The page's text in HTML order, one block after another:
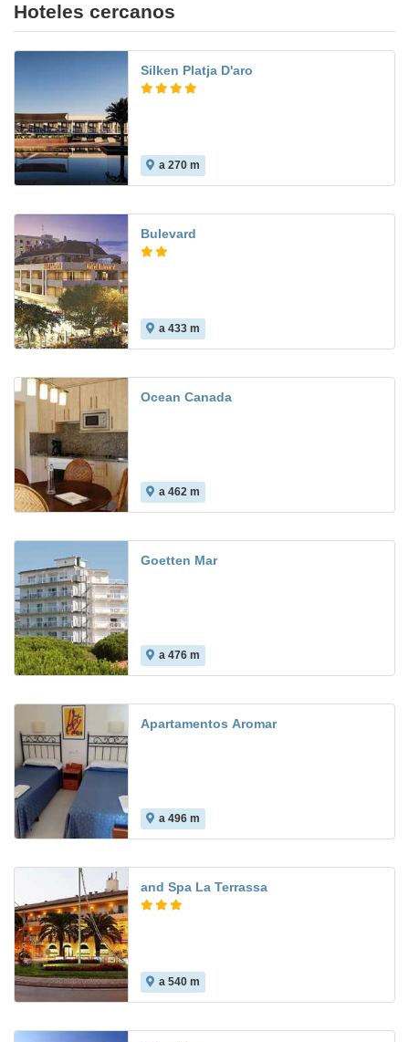
Hoteles cercanos
Silken Platja D'aro
a 270 m
Bulevard
a 433 m
Ocean Canada
a 462 m
Goetten Mar
a 476 m
Apartamentos Aromar
a 496 m
and Spa La Terrassa
a 540 m